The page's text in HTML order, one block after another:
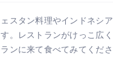
スタン料理やインドネシア
。レストランがけっこ広く
ンに来て食べてみてくださ